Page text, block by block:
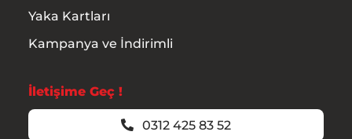
Yaka Kartları
Kampanya ve İndirimli
İletişime Geç !
0312 425 83 52